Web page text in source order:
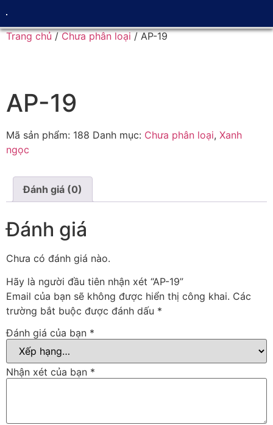
Trang chủ / Chưa phân loại / AP-19
AP-19
Mã sản phẩm: 188 Danh mục: Chưa phân loại, Xanh
ngọc
Đánh giá (0)
Đánh giá
Chưa có đánh giá nào.
Hãy là người đầu tiên nhận xét “AP-19”
Email của bạn sẽ không được hiển thị công khai. Các
trường bắt buộc được đánh dấu *
Đánh giá của bạn *
Nhận xét của bạn *